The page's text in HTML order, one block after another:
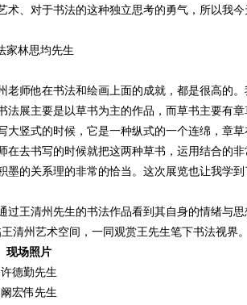
、对于书法的这种独立思考的勇气，所以我
家林思均先生
师他在书法和绘画上面的成就，都是很高的。
展主要是以草书为主的作品，而草书主要有
竖式的时候，它是一种纵式的一个连绵，章草
去书写的时候就把这两种草书，运用结合的非
的关系理的非常的恰当。这次展览也让我学
王清州先生的书法作品看到其自身的情绪与
清州艺术空间，一同观赏王先生笔下书法视界。
现场照片
许德勤先生
阚宏伟先生